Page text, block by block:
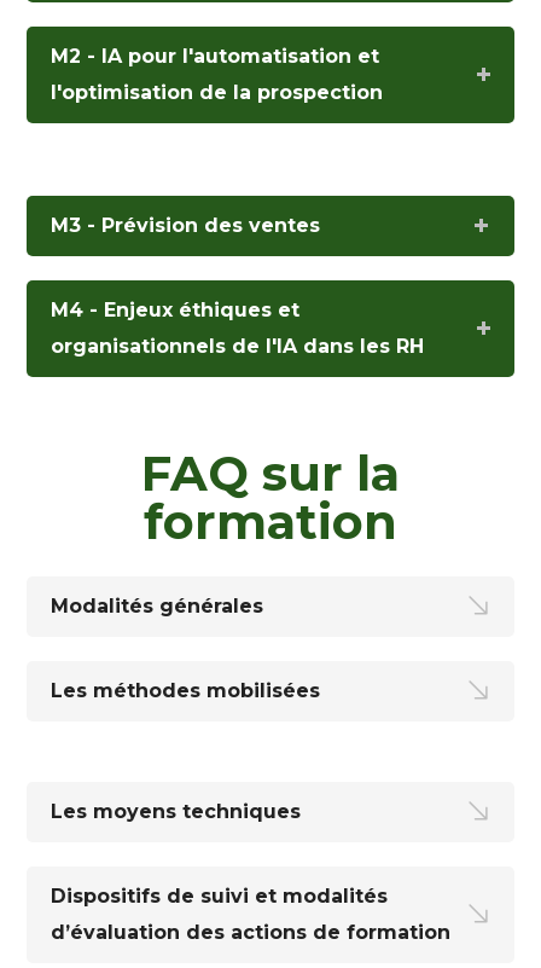
M2 - IA pour l'automatisation et
l'optimisation de la prospection
M3 - Prévision des ventes
M4 - Enjeux éthiques et
organisationnels de l'IA dans les RH
FAQ sur la
formation
Modalités générales
Les méthodes mobilisées
Les moyens techniques
Dispositifs de suivi et modalités
d’évaluation des actions de formation